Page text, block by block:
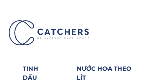
TINH
DẦU
NƯỚC HOA THEO
LÍT